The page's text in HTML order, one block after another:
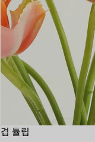
겹 튤립